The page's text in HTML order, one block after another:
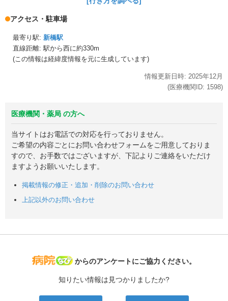
アクセス・駐車場
最寄り駅: 新橋駅
直線距離: 駅から西に約330m
(この情報は経緯度情報を元に生成しています)
情報更新日時: 2025年12月
(医療機関ID: 1598)
医療機関・薬局 の方へ
当サイトはお電話での対応を行っておりません。
ご希望の内容ごとにお問い合わせフォームをご用意しておりま
すので、お手数ではございますが、下記よりご連絡をいただけ
ますようお願いいたします。
掲載情報の修正・追加・削除のお問い合わせ
上記以外のお問い合わせ
病院なび
からのアンケートにご協力ください。
知りたい情報は見つかりましたか?